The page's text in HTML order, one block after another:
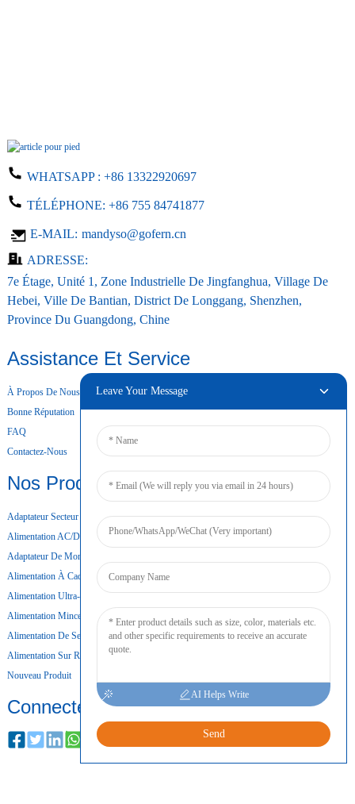
WHATSAPP : +86 13322920697
TÉLÉPHONE: +86 755 84741877
E-MAIL: mandyso@gofern.cn
ADRESSE:
7e Étage, Unité 1, Zone Industrielle De Jingfanghua, Village De
Hebei, Ville De Bantian, District De Longgang, Shenzhen,
Province Du Guangdong, Chine
Assistance Et Service
À Propos De Nous
Bonne Réputation
FAQ
Contactez-Nous
Nos Produits
Adaptateur Secteur De Bureau
Alimentation AC/DC
Adaptateur De Montage Mural
Alimentation À Cadre Ouvert
Alimentation Ultra-Mince
Alimentation Mince
Alimentation De Secours Par Batterie
Alimentation Sur Rail DIN
Nouveau Produit
Connecter
Leave Your Message
AI Helps Write
Send